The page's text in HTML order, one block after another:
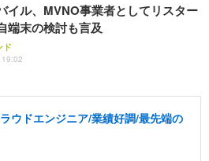
イル、MVNO事業者としてリスター
末の検討も言及
ド
ウドエンジニア/業績好調/最先端の